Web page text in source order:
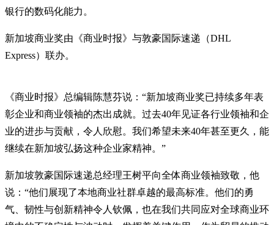
银行的数码化能力。
新加坡商业奖由《商业时报》与敦豪国际速递（DHL
Express）联办。
《商业时报》总编辑陈慧芬说：“新加坡商业奖已持续多年表
彰企业和商业领袖的杰出成就。过去40年见证各行业领袖和企
业的进步与贡献，令人欣慰。我们希望未来40年甚至更久，能
继续在新加坡弘扬这种企业家精神。”
新加坡敦豪国际速递总经理王树平向全体商业领袖致敬，他
说：“他们展现了本地商业社群卓越的最高标准。他们的勇
气、韧性与创新精神令人钦佩，也在我们共同应对全球商业环